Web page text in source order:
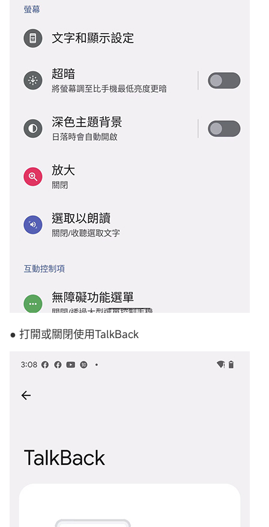
● 打開或關閉使用TalkBack